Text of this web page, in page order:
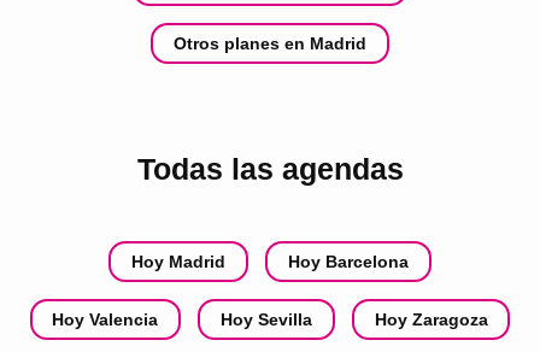
Otros planes en Madrid
Todas las agendas
Hoy Madrid Hoy Barcelona
Hoy Valencia Hoy Sevilla Hoy Zaragoza